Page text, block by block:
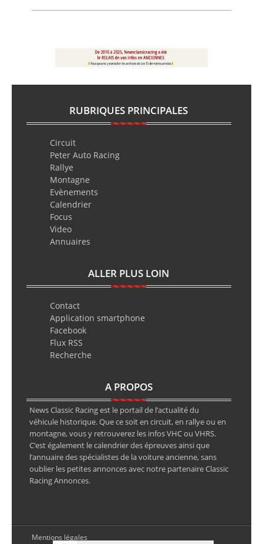
RUBRIQUES PRINCIPALES
Circuit
Peter Auto Racing
Rallye
Montagne
Evènements
Calendrier
Focus
Video
Annuaires
ALLER PLUS LOIN
Contact
Application smartphone
Facebook
Flux RSS
Recherche
A PROPOS
News Classic Racing est le portail de l’actualité du
véhicule historique. Que ce soit en circuit, en rallye ou en
montagne, vous y retrouverez les infos VHC ou VHRS.
C’est également le calendrier des épreuves ainsi que
l’annuaire des spécialistes de la voiture ancienne, sans
oublier les petites annonces avec notre partenaire Classic
Racing Annonces.
Mentions légales